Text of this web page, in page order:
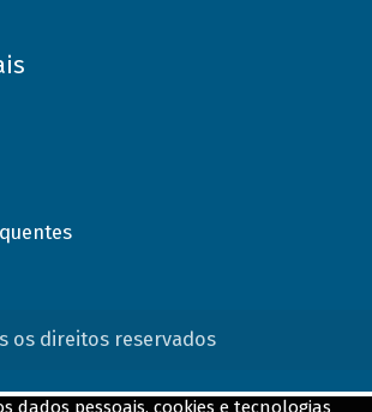
os direitos reservados
dados pessoais, cookies e tecnologias